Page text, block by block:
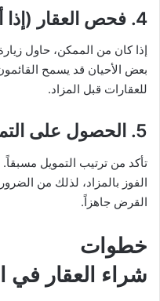
4. فحص العقار
إذا كان من الممكن، حاول
بعض الأحيان قد يسمح
للعقارات قبل المزاد.
5. الحصول على
تأكد من ترتيب التمويل
الفوز بالمزاد، لذلك من
القرض جاهزاً.
خطوات
شراء العقار في